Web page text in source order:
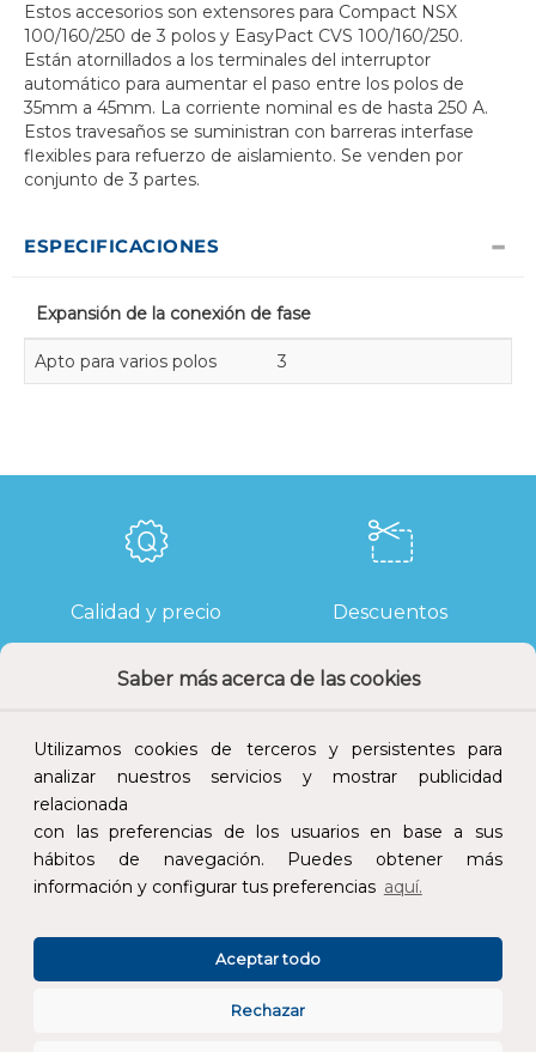
Saber más acerca de las cookies
Utilizamos cookies de terceros y persistentes para
analizar nuestros servicios y mostrar publicidad
relacionada
con las preferencias de los usuarios en base a sus
hábitos de navegación. Puedes obtener más
información y configurar tus preferencias aquí.
Rechazar
Aceptar todo
Estos accesorios son extensores para Compact NSX
100/160/250 de 3 polos y EasyPact CVS 100/160/250.
Están atornillados a los terminales del interruptor
automático para aumentar el paso entre los polos de
35mm a 45mm. La corriente nominal es de hasta 250 A.
Estos travesaños se suministran con barreras interfase
flexibles para refuerzo de aislamiento. Se venden por
conjunto de 3 partes.
ESPECIFICACIONES
Expansión de la conexión de fase
Apto para varios polos 3
Calidad y precio Descuentos
Devoluciones Pago seguro
Atención al cliente